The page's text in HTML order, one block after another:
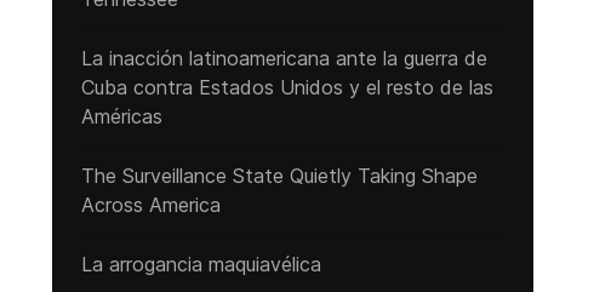
La inacción latinoamericana ante la guerra de
Cuba contra Estados Unidos y el resto de las
Américas
The Surveillance State Quietly Taking Shape
Across America
La arrogancia maquiavélica